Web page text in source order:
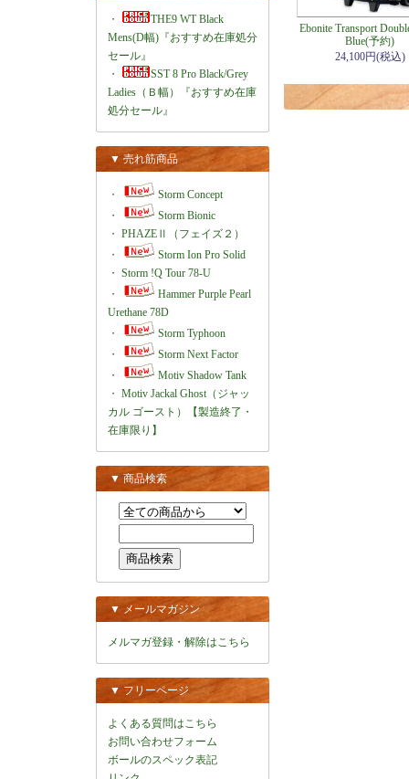
・
THE9 WT Black
Mens(D幅)『おすすめ在庫処分
セール』
・
SST 8 Pro Black/Grey
Ladies（Ｂ幅）『おすすめ在庫
処分セール』
▼ 売れ筋商品
・
Storm Concept
・
Storm Bionic
・ PHAZEⅡ（フェイズ２）
・
Storm Ion Pro Solid
・ Storm !Q Tour 78-U
・
Hammer Purple Pearl
Urethane 78D
・
Storm Typhoon
・
Storm Next Factor
・
Motiv Shadow Tank
・ Motiv Jackal Ghost（ジャッ
カル ゴースト）【製造終了・
在庫限り】
▼ 商品検索
▼ メールマガジン
メルマガ登録・解除はこちら
▼ フリーページ
よくある質問はこちら
お問い合わせフォーム
ボールのスペック表記
Ebonite Transport
Blue(予約)
24,100円(税込)